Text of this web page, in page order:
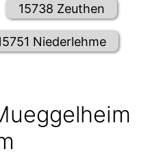
15738 Zeuthen
Niederlehme